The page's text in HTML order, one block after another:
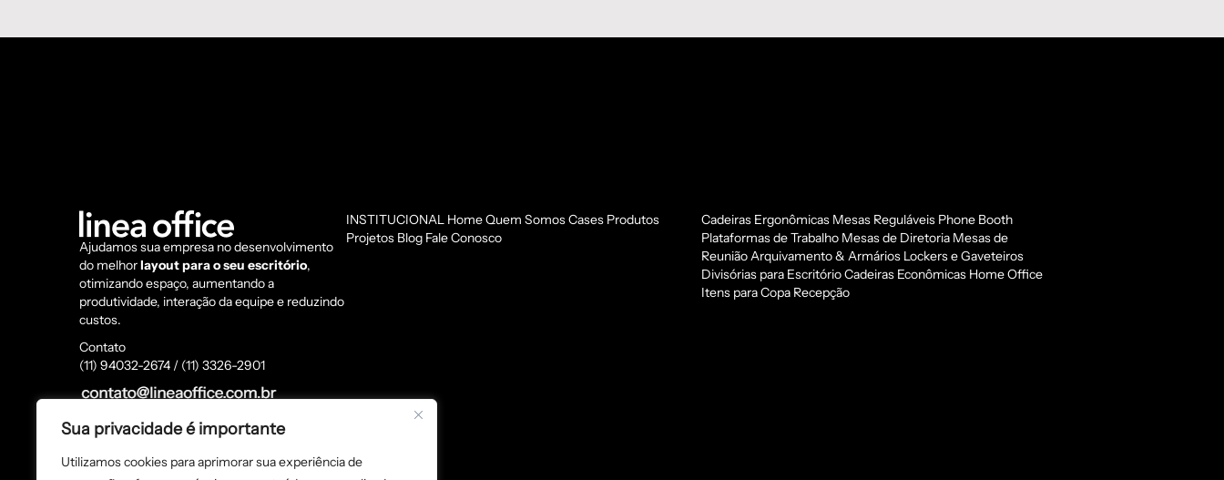
Sua privacidade é importante
Utilizamos cookies para aprimorar sua experiência de
Ajudamos sua empresa no desenvolvimento
do melhorlayout para o seu escritório,
otimizando espaço, aumentando a
produtividade, interação da equipe e reduzindo
custos.
Contato
(11) 94032-2674 / (11) 3326-2901
Endereço
Rua dos Pinheiros, 1233 - Sala 06, Pinheiros -
São Paulo/SP - CEP: 05422-012
INSTITUCIONAL HomeQuem SomosCases Produtos
Projetos Blog Fale Conosco
Cadeiras Ergonômicas Mesas Reguláveis Phone Booth
Plataformas de Trabalho Mesas de Diretoria Mesas de
ReuniãoArquivamento & Armários Lockers e Gaveteiros
Divisórias para EscritórioCadeiras Econômicas Home Office
Itens para Copa Recepção